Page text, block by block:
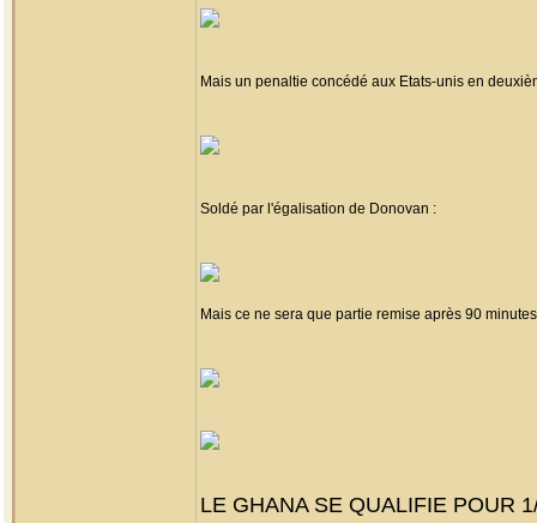
Mais un penaltie concédé aux Etats-unis en
Soldé par l'égalisation de Donovan :
Mais ce ne sera que partie remise après 90
LE GHANA SE QUALIFIE POUR